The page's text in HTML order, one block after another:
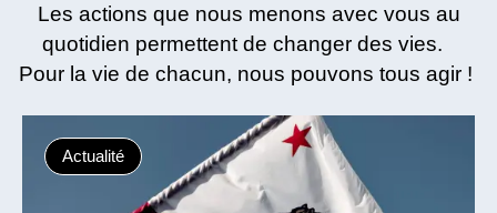
Les actions que nous menons avec vous au
quotidien permettent de changer des vies.
Pour la vie de chacun, nous pouvons tous agir !
Actualité